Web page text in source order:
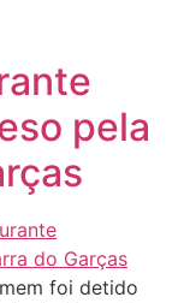
pela
foi detido